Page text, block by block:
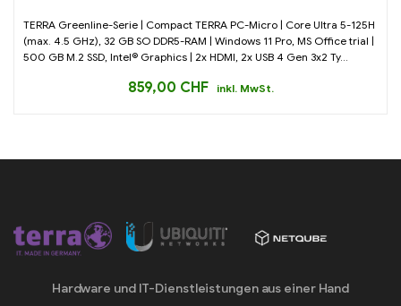
TERRA Greenline-Serie | Compact TERRA PC-Micro | Core Ultra 5-125H
(max. 4.5 GHz), 32 GB SO DDR5-RAM | Windows 11 Pro, MS Office trial |
500 GB M.2 SSD, Intel® Graphics | 2x HDMI, 2x USB 4 Gen 3x2 Ty...
859,00 CHF inkl. MwSt.
Hardware und IT-Dienstleistungen aus einer Hand